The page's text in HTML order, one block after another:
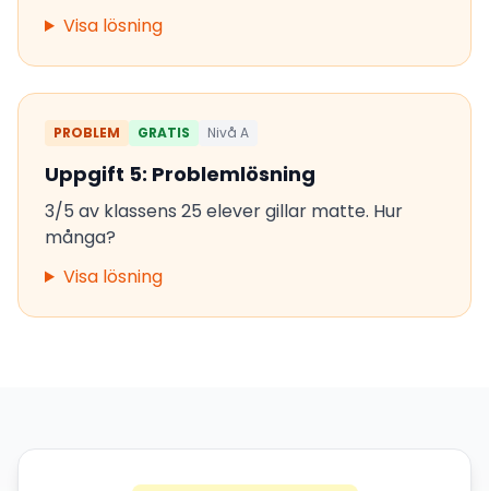
Visa lösning
PROBLEM GRATIS Nivå A
Uppgift 5: Problemlösning
3/5 av klassens 25 elever gillar matte. Hur
många?
Visa lösning